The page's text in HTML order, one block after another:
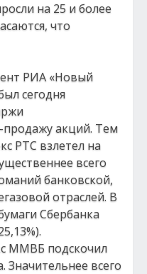
на 25 и более
что
РИА «Новый
сегодня
продажу акций. Тем
РТС взлетел на
всего
банковской,
отраслей. В
Сбербанка
ММВБ подскочил
Значительнее всего